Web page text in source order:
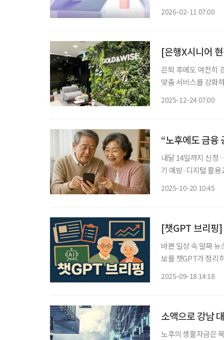
2026-02-11 07:00
은퇴 후에도 여전히
맞춤 서비스를 강화
2025-12-24 07:00
“노후에도 금융
내달 14일까지 신청
기 예방·디지털 활용교육 등 프로그램 마
2025-10-20 10:45
[챗GPT 브리핑
바쁜 일상 속 알짜
보를 챗GPT가 정리하고 편집
2025-09-18 14:18
소액으로 강남
노후의 생활자금은